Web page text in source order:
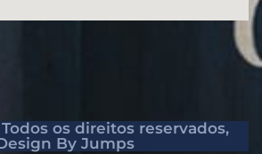
Todos os direitos reservados,
By Jumps